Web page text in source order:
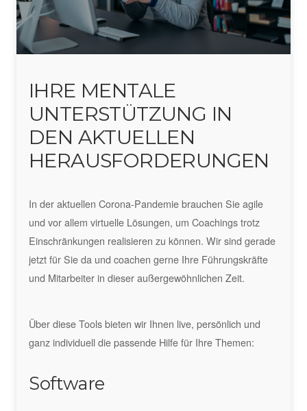
IHRE MENTALE
UNTERSTÜTZUNG IN
DEN AKTUELLEN
HERAUSFORDERUNGEN
In der aktuellen Corona-Pandemie brauchen Sie agile
und vor allem virtuelle Lösungen, um Coachings trotz
Einschränkungen realisieren zu können. Wir sind gerade
jetzt für Sie da und coachen gerne Ihre Führungskräfte
und Mitarbeiter in dieser außergewöhnlichen Zeit.
Über diese Tools bieten wir Ihnen live, persönlich und
ganz individuell die passende Hilfe für Ihre Themen:
Software